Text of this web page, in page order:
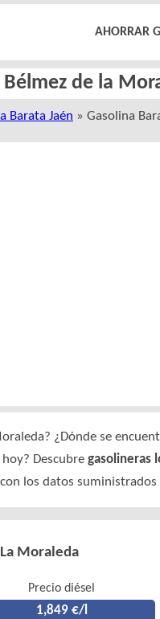
AHORRAR
de la
Barata Jaén » Gasolina
¿Dónde se
Descubre gasolineras
los datos suministrados
Moraleda
Precio diésel
1,849 €/l